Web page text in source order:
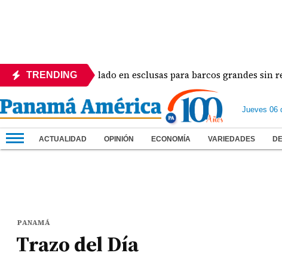
TRENDING
ajustará el calado en esclusas para barcos grandes sin
Jueves 06
ACTUALIDAD OPINIÓN ECONOMÍA VARIEDADES
PANAMÁ
Trazo del Día